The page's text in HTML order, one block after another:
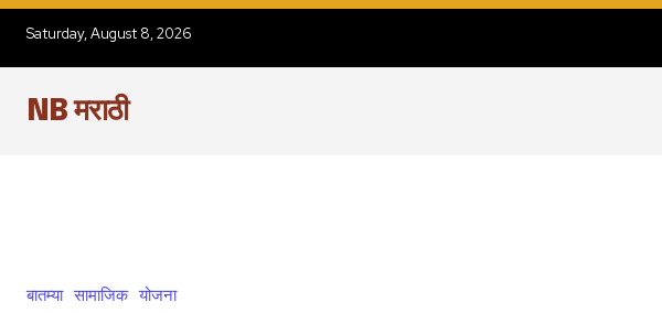
Saturday, August 8, 2026
NB मराठी
बातम्या सामाजिक योजना